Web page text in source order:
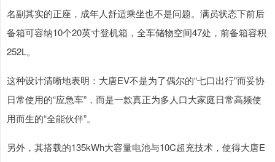
名副其实的正座，成年人舒适乘坐也不是问题。满员状态下前后
备箱可容纳10个20英寸登机箱，全车储物空间47处，前备箱容积
252L。
这种设计清晰地表明：大唐EV不是为了偶尔的“七口出行”而妥协
日常使用的“应急车”，而是一款真正为多人口大家庭日常高频使
用而生的“全能伙伴”。
另外，其搭载的135kWh大容量电池与10C超充技术，使得大唐E